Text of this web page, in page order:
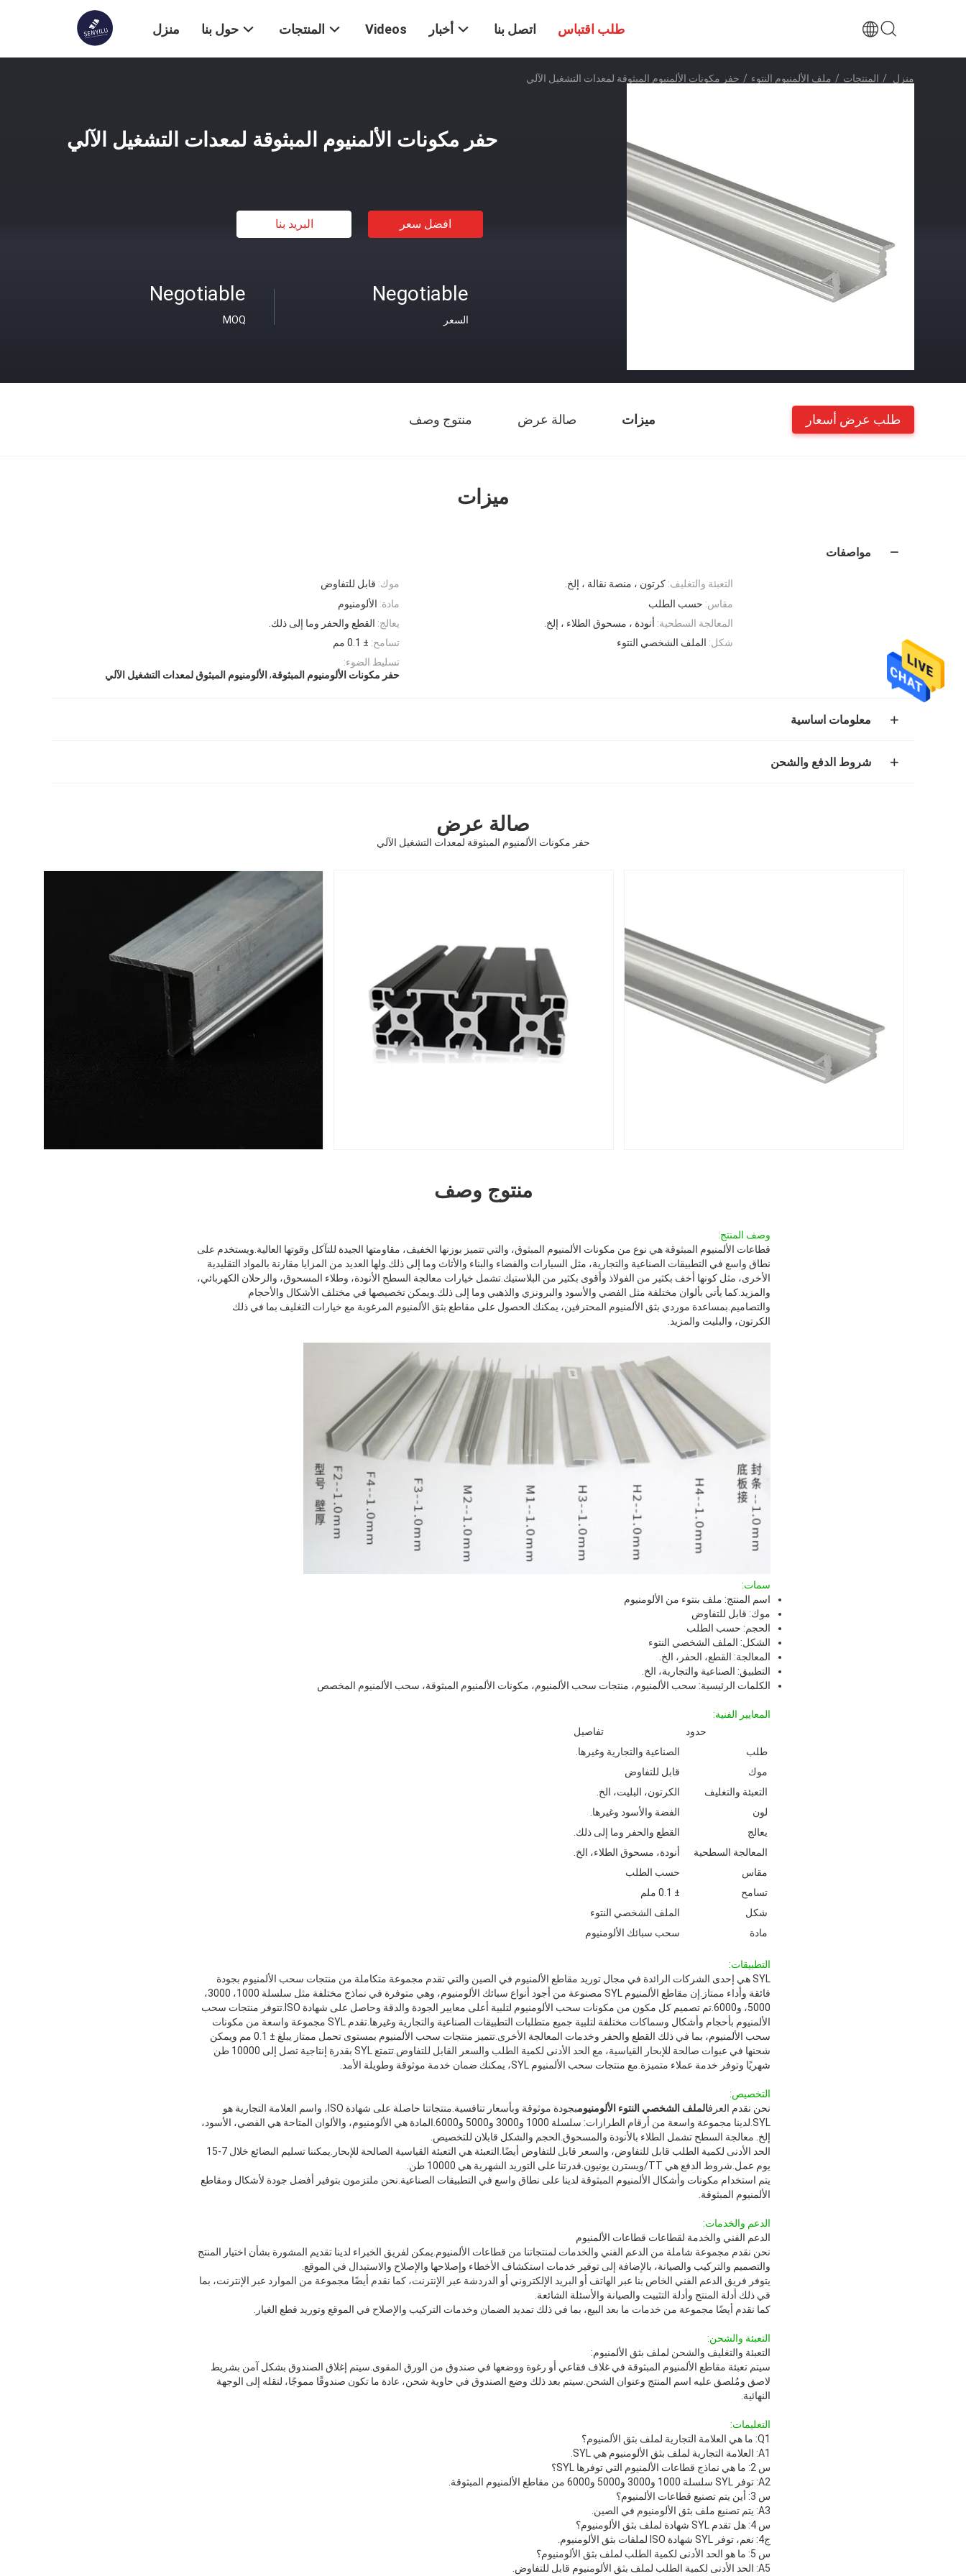
منزل حول بنا المنتجات Videos أخبار اتصل بنا طلب اقتباس
منزل / المنتجات / ملف الألمنيوم النتوء / حفر مكونات الألمنيوم المبثوقة لمعدات التشغيل الآلي
حفر مكونات الألمنيوم المبثوقة لمعدات التشغيل الآلي
افضل سعر البريد بنا
Negotiable
MOQ
Negotiable
السعر
ميزات صالة عرض منتوج وصف طلب عرض أسعار
ميزات
مواصفات
موك: قابل للتفاوض التعبئة والتغليف: كرتون ، منصة نقالة ، إلخ.
مادة: الألومنيوم مقاس: حسب الطلب
يعالج: القطع والحفر وما إلى ذلك. المعالجة السطحية: أنودة ، مسحوق الطلاء ، إلخ.
تسامح: ± 0.1 مم شكل: الملف الشخصي النتوء
تسليط الضوء:
حفر مكونات الألومنيوم المبثوقة, الألومنيوم المبثوق لمعدات التشغيل الآلي
معلومات اساسية
شروط الدفع والشحن
صالة عرض
حفر مكونات الألمنيوم المبثوقة لمعدات التشغيل الآلي
منتوج وصف
وصف المنتج:
قطاعات الألمنيوم المبثوقة هي نوع من مكونات الألمنيوم المبثوق، والتي تتميز بوزنها الخفيف، مقاومتها الجيدة للتآكل وقوتها العالية.ويستخدم على
نطاق واسع في التطبيقات الصناعية والتجارية، مثل السيارات والفضاء والبناء والأثاث وما إلى ذلك.ولها العديد من المزايا مقارنة بالمواد التقليدية
الأخرى، مثل كونها أخف بكثير من الفولاذ وأقوى بكثير من البلاستيك.تشمل خيارات معالجة السطح الأنودة، وطلاء المسحوق، والرحلان الكهربائي،
والمزيد.كما يأتي بألوان مختلفة مثل الفضي والأسود والبرونزي والذهبي وما إلى ذلك.ويمكن تخصيصها في مختلف الأشكال والأحجام
والتصاميم.بمساعدة موردي بثق الألمنيوم المحترفين، يمكنك الحصول على مقاطع بثق الألمنيوم المرغوبة مع خيارات التغليف بما في ذلك
الكرتون، والبليت والمزيد.
سمات:
اسم المنتج: ملف بنتوء من الألومنيوم
موك: قابل للتفاوض
الحجم: حسب الطلب
الشكل: الملف الشخصي النتوء
المعالجة: القطع، الحفر، الخ.
التطبيق: الصناعية والتجارية، الخ.
الكلمات الرئيسية: سحب الألمنيوم، منتجات سحب الألمنيوم، مكونات الألمنيوم المبثوقة، سحب الألمنيوم المخصص
المعايير الفنية:
حدود
تفاصيل
طلب
الصناعية والتجارية وغيرها.
موك
قابل للتفاوض
التعبئة والتغليف
الكرتون، البليت، الخ.
لون
الفضة والأسود وغيرها.
يعالج
القطع والحفر وما إلى ذلك.
المعالجة السطحية
أنودة، مسحوق الطلاء، الخ.
مقاس
حسب الطلب
تسامح
± 0.1 ملم
شكل
الملف الشخصي النتوء
مادة
سحب سبائك الألومنيوم
التطبيقات:
SYL هي إحدى الشركات الرائدة في مجال توريد مقاطع الألمنيوم في الصين والتي تقدم مجموعة متكاملة من منتجات سحب الألمنيوم بجودة
فائقة وأداء ممتاز.إن مقاطع الألمنيوم SYL مصنوعة من أجود أنواع سبائك الألومنيوم، وهي متوفرة في نماذج مختلفة مثل سلسلة 1000، 3000،
5000، و6000.تم تصميم كل مكون من مكونات سحب الألومنيوم لتلبية أعلى معايير الجودة والدقة وحاصل على شهادة ISO.تتوفر منتجات سحب
الألمنيوم بأحجام وأشكال وسماكات مختلفة لتلبية جميع متطلبات التطبيقات الصناعية والتجارية وغيرها.تقدم SYL مجموعة واسعة من مكونات
سحب الألمنيوم، بما في ذلك القطع والحفر وخدمات المعالجة الأخرى.تتميز منتجات سحب الألمنيوم بمستوى تحمل ممتاز يبلغ ± 0.1 مم ويمكن
شحنها في عبوات صالحة للإبحار القياسية، مع الحد الأدنى لكمية الطلب والسعر القابل للتفاوض.تتمتع SYL بقدرة إنتاجية تصل إلى 10000 طن
شهريًا وتوفر خدمة عملاء متميزة.مع منتجات سحب الألمنيوم SYL، يمكنك ضمان خدمة موثوقة وطويلة الأمد.
التخصيص:
نحن نقدم العرفالملف الشخصي النتوء الألومنيوم
بجودة موثوقة وبأسعار تنافسية.منتجاتنا حاصلة على شهادة ISO، واسم العلامة التجارية هو
SYL.لدينا مجموعة واسعة من أرقام الطرازات: سلسلة 1000 و3000 و5000 و6000.المادة هي الألومنيوم، والألوان المتاحة هي الفضي، الأسود،
إلخ. معالجة السطح تشمل الطلاء بالأنودة والمسحوق.الحجم والشكل قابلان للتخصيص.
الحد الأدنى لكمية الطلب قابل للتفاوض، والسعر قابل للتفاوض أيضًا.التعبئة هي التعبئة القياسية الصالحة للإبحار.يمكننا تسليم البضائع خلال 7-15
يوم عمل.شروط الدفع هي TT/ويسترن يونيون.قدرتنا على التوريد الشهرية هي 10000 طن.
يتم استخدام مكونات وأشكال الألمنيوم المبثوقة لدينا على نطاق واسع في التطبيقات الصناعية.نحن ملتزمون بتوفير أفضل جودة لأشكال ومقاطع
الألمنيوم المبثوقة.
الدعم والخدمات:
الدعم الفني والخدمة لقطاعات قطاعات الألمنيوم
نحن نقدم مجموعة شاملة من الدعم الفني والخدمات لمنتجاتنا من قطاعات الألمنيوم.يمكن لفريق الخبراء لدينا تقديم المشورة بشأن اختيار المنتج
والتصميم والتركيب والصيانة، بالإضافة إلى توفير خدمات استكشاف الأخطاء وإصلاحها والإصلاح والاستبدال في الموقع.
يتوفر فريق الدعم الفني الخاص بنا عبر الهاتف أو البريد الإلكتروني أو الدردشة عبر الإنترنت، كما نقدم أيضًا مجموعة من الموارد عبر الإنترنت، بما
في ذلك أدلة المنتج وأدلة التثبيت والصيانة والأسئلة الشائعة.
كما نقدم أيضًا مجموعة من خدمات ما بعد البيع، بما في ذلك تمديد الضمان وخدمات التركيب والإصلاح في الموقع وتوريد قطع الغيار.
التعبئة والشحن:
التعبئة والتغليف والشحن لملف بثق الألمنيوم:
سيتم تعبئة مقاطع الألمنيوم المبثوقة في غلاف فقاعي أو رغوة ووضعها في صندوق من الورق المقوى.سيتم إغلاق الصندوق بشكل آمن بشريط
لاصق ومُلصق عليه اسم المنتج وعنوان الشحن.سيتم بعد ذلك وضع الصندوق في حاوية شحن، عادة ما تكون صندوقًا مموجًا، لنقله إلى الوجهة
النهائية.
التعليمات:
Q1: ما هي العلامة التجارية لملف بثق الألمنيوم؟
A1: العلامة التجارية لملف بثق الألومنيوم هي SYL.
س 2: ما هي نماذج قطاعات الألمنيوم التي توفرها SYL؟
A2: توفر SYL سلسلة 1000 و3000 و5000 و6000 من مقاطع الألمنيوم المبثوقة.
س 3: أين يتم تصنيع قطاعات الألمنيوم؟
A3: يتم تصنيع ملف بثق الألومنيوم في الصين.
س 4: هل تقدم SYL شهادة لملف بثق الألومنيوم؟
ج4: نعم، توفر SYL شهادة ISO لملفات بثق الألومنيوم.
س 5: ما هو الحد الأدنى لكمية الطلب لملف بثق الألومنيوم؟
A5: الحد الأدنى لكمية الطلب لملف بثق الألومنيوم قابل للتفاوض.